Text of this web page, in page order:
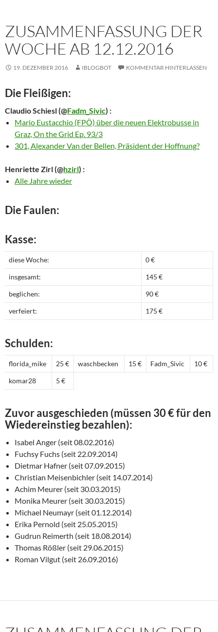
ZUSAMMENFASSUNG DER
WOCHE AB 12.12.2016
19. DEZEMBER 2016 IBLOGBOT KOMMENTAR HINTERLASSEN
Die Fleißigen:
Claudio Schiesl(@Fadm_Sivic) :
Mario Eustacchio (FPÖ) über die neuen Elektrobusse in
Graz, On the Grid Ep. 93/3
301, Alexander Van der Bellen, Präsident der Hoffnung?
Henriette Zirl(@hzirl) :
Alle Jahre wieder
Die Faulen:
Kasse:
diese Woche: 0 €
insgesamt: 145 €
beglichen: 90 €
verfeiert: 175 €
Schulden:
florida_mike 25 € waschbecken 15 € Fadm_Sivic 10 €
komar28 5 €
Zuvor ausgeschieden (müssen 30 € für den
Wiedereinstieg bezahlen):
Isabel Anger (seit 08.02.2016)
Fuchsy Fuchs (seit 22.09.2014)
Dietmar Hafner (seit 07.09.2015)
Christian Meisenbichler (seit 14.07.2014)
Achim Meurer (seit 30.03.2015)
Monika Meurer (seit 30.03.2015)
Michael Neumayr (seit 01.12.2014)
Erika Pernold (seit 25.05.2015)
Gudrun Reimerth (seit 18.08.2014)
Thomas Rößler (seit 29.06.2015)
Roman Vilgut (seit 26.09.2016)